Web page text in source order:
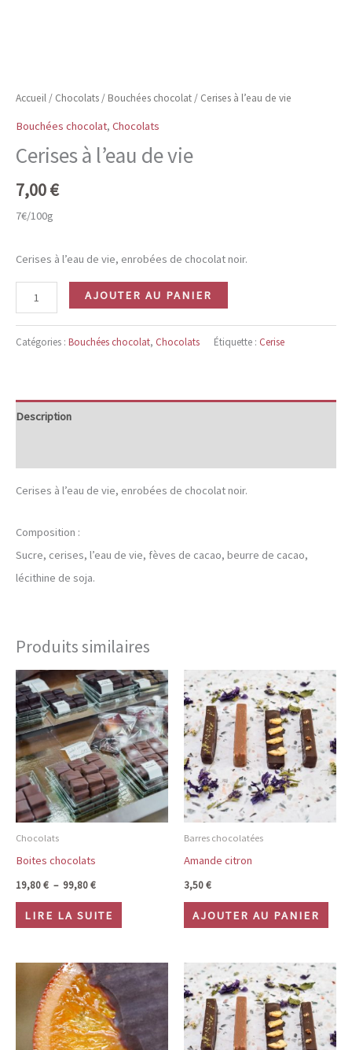
Accueil / Chocolats / Bouchées chocolat / Cerises à l’eau de vie
Bouchées chocolat, Chocolats
Cerises à l’eau de vie
7,00€
7€/100g
Cerises à l’eau de vie, enrobées de chocolat noir.
quantité
de
Cerises
de
AJOUTER AU PANIER
Catégories : Bouchées chocolat, Chocolats Étiquette : Cerise
Description
Cerises à l’eau de vie, enrobées de chocolat noir.
Composition :
Sucre, cerises, l’eau de vie, fèves de cacao, beurre de cacao,
lécithine de soja.
Produits similaires
Chocolats
Boites chocolats
19,80€ – 99,80€Plage
prix :
LIRE LA SUITE
Barres chocolatées
Amande citron
3,50€
AJOUTER AU PANIER